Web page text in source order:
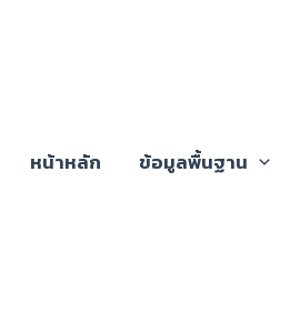
หน้าหลัก ข้อมูลพื้นฐาน